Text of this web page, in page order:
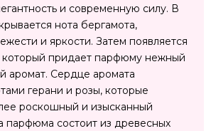
и современную силу. В
нота бергамота,
и яркости. Затем появляется
который придает парфюму нежный
аромат. Сердце аромата
герани и розы, которые
роскошный и изысканный
парфюма состоит из древесных